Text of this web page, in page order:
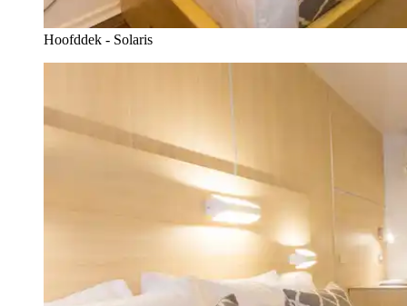
Hoofddek - Solaris